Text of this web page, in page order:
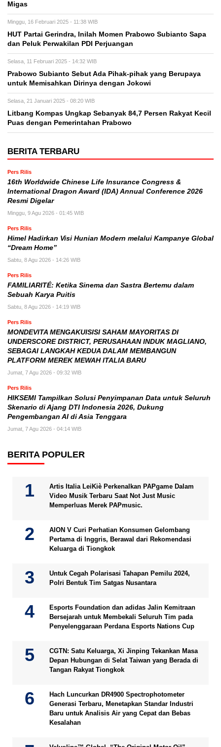
Migas
Minggu, 16 Februari 2025 - 11:38 WIB
HUT Partai Gerindra, Inilah Momen Prabowo Subianto Sapa
dan Peluk Perwakilan PDI Perjuangan
Selasa, 11 Februari 2025 - 14:32 WIB
Prabowo Subianto Sebut Ada Pihak-pihak yang Berupaya
untuk Memisahkan Dirinya dengan Jokowi
Selasa, 21 Januari 2025 - 08:20 WIB
Litbang Kompas Ungkap Sebanyak 84,7 Persen Rakyat Kecil
Puas dengan Pemerintahan Prabowo
BERITA TERBARU
Pers Rilis
16th Worldwide Chinese Life Insurance Congress &
International Dragon Award (IDA) Annual Conference 2026
Resmi Digelar
Minggu, 9 Agu 2026 - 01:45 WIB
Pers Rilis
Himel Hadirkan Visi Hunian Modern melalui Kampanye Global
“Dream Home”
Sabtu, 8 Agu 2026 - 14:26 WIB
Pers Rilis
FAMILIARITÉ: Ketika Sinema dan Sastra Bertemu dalam
Sebuah Karya Puitis
Sabtu, 8 Agu 2026 - 14:19 WIB
Pers Rilis
MONDEVITA MENGAKUISISI SAHAM MAYORITAS DI
UNDERSCORE DISTRICT, PERUSAHAAN INDUK MAGLIANO,
SEBAGAI LANGKAH KEDUA DALAM MEMBANGUN
PLATFORM MEREK MEWAH ITALIA BARU
Jumat, 7 Agu 2026 - 09:32 WIB
Pers Rilis
HIKSEMI Tampilkan Solusi Penyimpanan Data untuk Seluruh
Skenario di Ajang DTI Indonesia 2026, Dukung
Pengembangan AI di Asia Tenggara
Jumat, 7 Agu 2026 - 04:14 WIB
BERITA POPULER
Artis Italia LeiKiè Perkenalkan PAPgame Dalam
Video Musik Terbaru Saat Not Just Music
Memperluas Merek PAPmusic.
AION V Curi Perhatian Konsumen Gelombang
Pertama di Inggris, Berawal dari Rekomendasi
Keluarga di Tiongkok
Untuk Cegah Polarisasi Tahapan Pemilu 2024,
Polri Bentuk Tim Satgas Nusantara
Esports Foundation dan adidas Jalin Kemitraan
Bersejarah untuk Membekali Seluruh Tim pada
Penyelenggaraan Perdana Esports Nations Cup
CGTN: Satu Keluarga, Xi Jinping Tekankan Masa
Depan Hubungan di Selat Taiwan yang Berada di
Tangan Rakyat Tiongkok
Hach Luncurkan DR4900 Spectrophotometer
Generasi Terbaru, Menetapkan Standar Industri
Baru untuk Analisis Air yang Cepat dan Bebas
Kesalahan